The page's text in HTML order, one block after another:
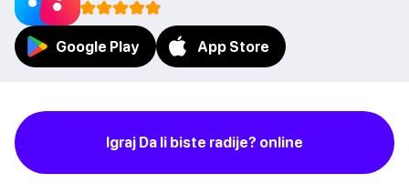
Google Play App Store
Igraj Da li biste radije? online